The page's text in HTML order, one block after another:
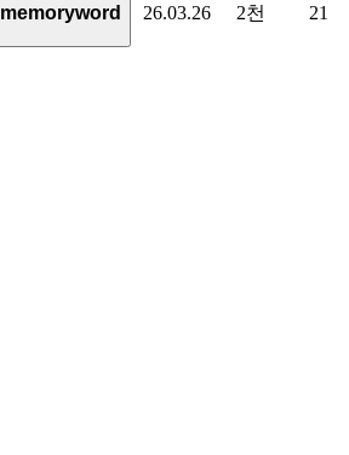
memoryword 26.03.26 2천 21